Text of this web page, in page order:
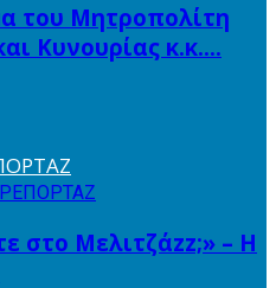
του Μητροπολίτη
Κυνουρίας κ.κ….
ΡΕΠΟΡΤΑΖ
στο Μελιτζάzz;» – Η